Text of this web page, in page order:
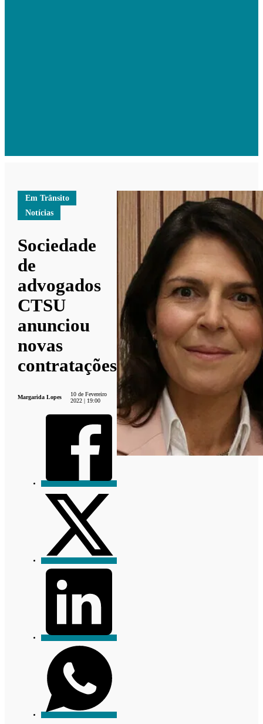
Em Trânsito
Notícias
Sociedade
de
advogados
CTSU
anunciou
novas
contratações
Margarida Lopes
10 de Fevereiro
2022 | 19:00